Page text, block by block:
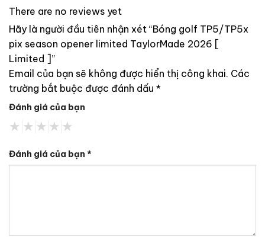
There are no reviews yet
Hãy là người đầu tiên nhận xét “Bóng golf TP5/TP5x
pix season opener limited TaylorMade 2026 [
Limited ]”
Email của bạn sẽ không được hiển thị công khai. Các
trường bắt buộc được đánh dấu *
Đánh giá của bạn
Đánh giá của bạn *